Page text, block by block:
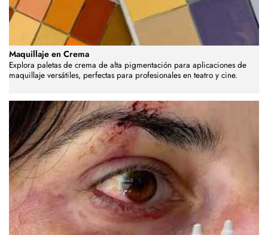
Maquillaje en Crema
Explora paletas de crema de alta pigmentación para aplicaciones de
maquillaje versátiles, perfectas para profesionales en teatro y cine.